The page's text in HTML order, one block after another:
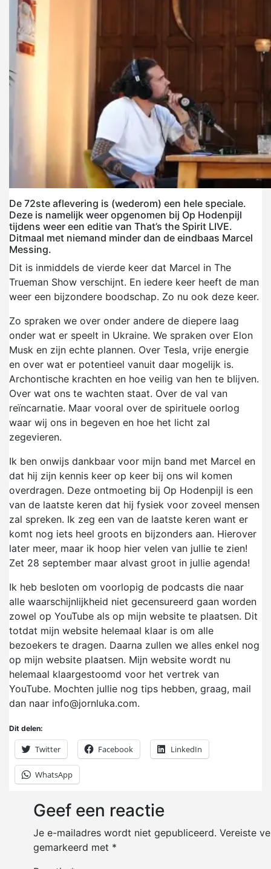
De 72ste aflevering is (wederom) een hele speciale.
Deze is namelijk weer opgenomen bij Op Hodenpijl
tijdens weer een editie van That’s the Spirit LIVE.
Ditmaal met niemand minder dan de eindbaas Marcel
Messing.
Dit is inmiddels de vierde keer dat Marcel in The
Trueman Show verschijnt. En iedere keer heeft de man
weer een bijzondere boodschap. Zo nu ook deze keer.
Zo spraken we over onder andere de diepere laag
onder wat er speelt in Ukraine. We spraken over Elon
Musk en zijn echte plannen. Over Tesla, vrije energie
en over wat er potentieel vanuit daar mogelijk is.
Archontische krachten en hoe veilig van hen te blijven.
Over wat ons te wachten staat. Over de val van
reïncarnatie. Maar vooral over de spirituele oorlog
waar wij ons in begeven en hoe het licht zal
zegevieren.
Ik ben onwijs dankbaar voor mijn band met Marcel en
dat hij zijn kennis keer op keer bij ons wil komen
overdragen. Deze ontmoeting bij Op Hodenpijl is een
van de laatste keren dat hij fysiek voor zoveel mensen
zal spreken. Ik zeg een van de laatste keren want er
komt nog iets heel groots en bijzonders aan. Hierover
later meer, maar ik hoop hier velen van jullie te zien!
Zet 28 september maar alvast groot in jullie agenda!
Ik heb besloten om voorlopig de podcasts die naar
alle waarschijnlijkheid niet gecensureerd gaan worden
zowel op YouTube als op mijn website te plaatsen. Dit
totdat mijn website helemaal klaar is om alle
bezoekers te dragen. Daarna zullen we alles enkel nog
op mijn website plaatsen. Mijn website wordt nu
helemaal klaargestoomd voor het vertrek van
YouTube. Mochten jullie nog tips hebben, graag, mail
dan naar info@jornluka.com.
Dit delen:
Twitter Facebook LinkedIn
WhatsApp
Geef een reactie
Je e-mailadres wordt niet gepubliceerd. Vereiste
gemarkeerd met *